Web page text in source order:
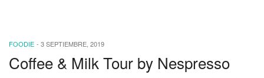
FOODIE - 3 SEPTIEMBRE, 2019
Coffee & Milk Tour by Nespresso